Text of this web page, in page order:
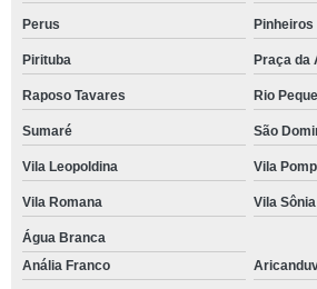
Perus Pinheiros
Pirituba Praça da
Raposo Tavares Rio
Sumaré São
Vila Leopoldina Vila
Vila Romana Vila Sônia
Água Branca
Anália Franco